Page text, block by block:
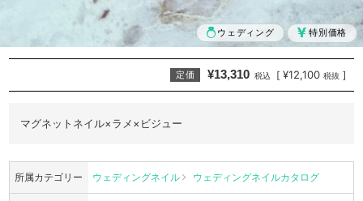
ウェディング 特別価格
定価 ¥13,310 税込 [ ¥12,100 税抜 ]
マグネットネイル×ラメ×ビジュー
所属カテゴリー ウェディングネイル ウェディングネイルカタログ